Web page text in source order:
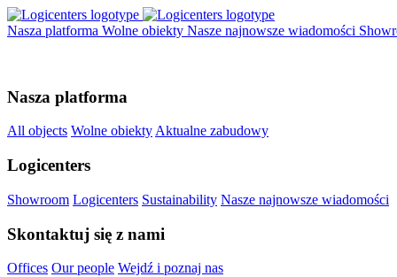
Nasza platforma Wolne obiekty Nasze najnowsze wiadomości
Nasza platforma
All objects Wolne obiektyAktualne zabudowy
Logicenters
Showroom Logicenters Sustainability Nasze najnowsze wiadomości
Skontaktuj się z nami
Offices Our people Wejdź i poznaj nas